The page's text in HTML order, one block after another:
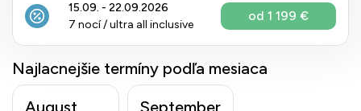
15.09. - 22.09.2026
7 nocí / ultra all inclusive
od 1 199 €
Najlacnejšie termíny podľa mesiaca
August
September